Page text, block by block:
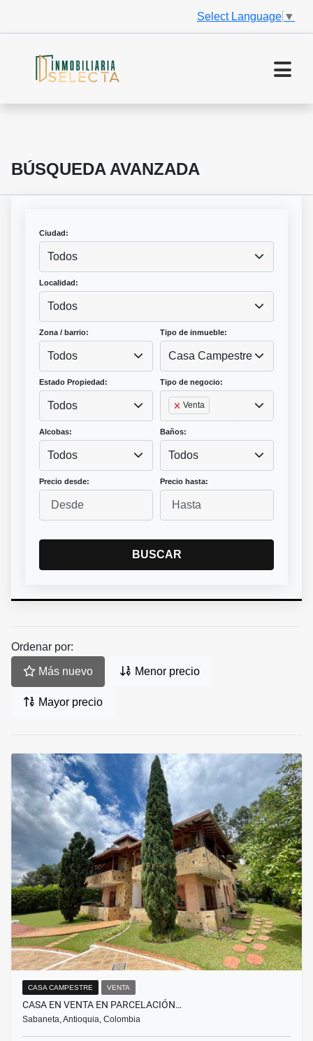
Select Language ▼
BÚSQUEDA AVANZADA
Ciudad:
Todos
Localidad:
Todos
Zona / barrio:
Todos
Tipo de inmueble:
Casa Campestre
Estado Propiedad:
Todos
Tipo de negocio:
Venta
Alcobas:
Todos
Baños:
Todos
Precio desde: Precio hasta:
BUSCAR
Ordenar por:
Más nuevo Menor precio
Mayor precio
CASA CAMPESTRE VENTA
CASA EN VENTA EN PARCELACIÓN…
Sabaneta, Antioquia, Colombia